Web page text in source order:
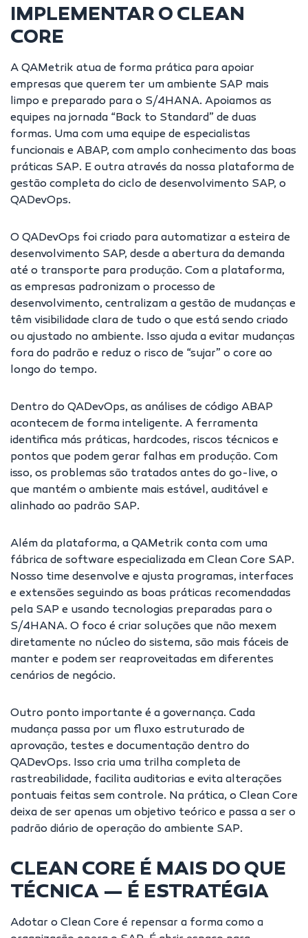
IMPLEMENTAR O CLEAN
CORE
A QAMetrik atua de forma prática para apoiar
empresas que querem ter um ambiente SAP mais
limpo e preparado para o S/4HANA. Apoiamos as
equipes na jornada “Back to Standard” de duas
formas. Uma com uma equipe de especialistas
funcionais e ABAP, com amplo conhecimento das boas
práticas SAP. E outra através da nossa plataforma de
gestão completa do ciclo de desenvolvimento SAP, o
QADevOps.
O QADevOps foi criado para automatizar a esteira de
desenvolvimento SAP, desde a abertura da demanda
até o transporte para produção. Com a plataforma,
as empresas padronizam o processo de
desenvolvimento, centralizam a gestão de mudanças e
têm visibilidade clara de tudo o que está sendo criado
ou ajustado no ambiente. Isso ajuda a evitar mudanças
fora do padrão e reduz o risco de “sujar” o core ao
longo do tempo.
Dentro do QADevOps, as análises de código ABAP
acontecem de forma inteligente. A ferramenta
identifica más práticas, hardcodes, riscos técnicos e
pontos que podem gerar falhas em produção. Com
isso, os problemas são tratados antes do go-live, o
que mantém o ambiente mais estável, auditável e
alinhado ao padrão SAP.
Além da plataforma, a QAMetrik conta com uma
fábrica de software especializada em Clean Core SAP.
Nosso time desenvolve e ajusta programas, interfaces
e extensões seguindo as boas práticas recomendadas
pela SAP e usando tecnologias preparadas para o
S/4HANA. O foco é criar soluções que não mexem
diretamente no núcleo do sistema, são mais fáceis de
manter e podem ser reaproveitadas em diferentes
cenários de negócio.
Outro ponto importante é a governança. Cada
mudança passa por um fluxo estruturado de
aprovação, testes e documentação dentro do
QADevOps. Isso cria uma trilha completa de
rastreabilidade, facilita auditorias e evita alterações
pontuais feitas sem controle. Na prática, o Clean Core
deixa de ser apenas um objetivo teórico e passa a ser o
padrão diário de operação do ambiente SAP.
CLEAN CORE É MAIS DO QUE
TÉCNICA — É ESTRATÉGIA
Adotar o Clean Core é repensar a forma como a